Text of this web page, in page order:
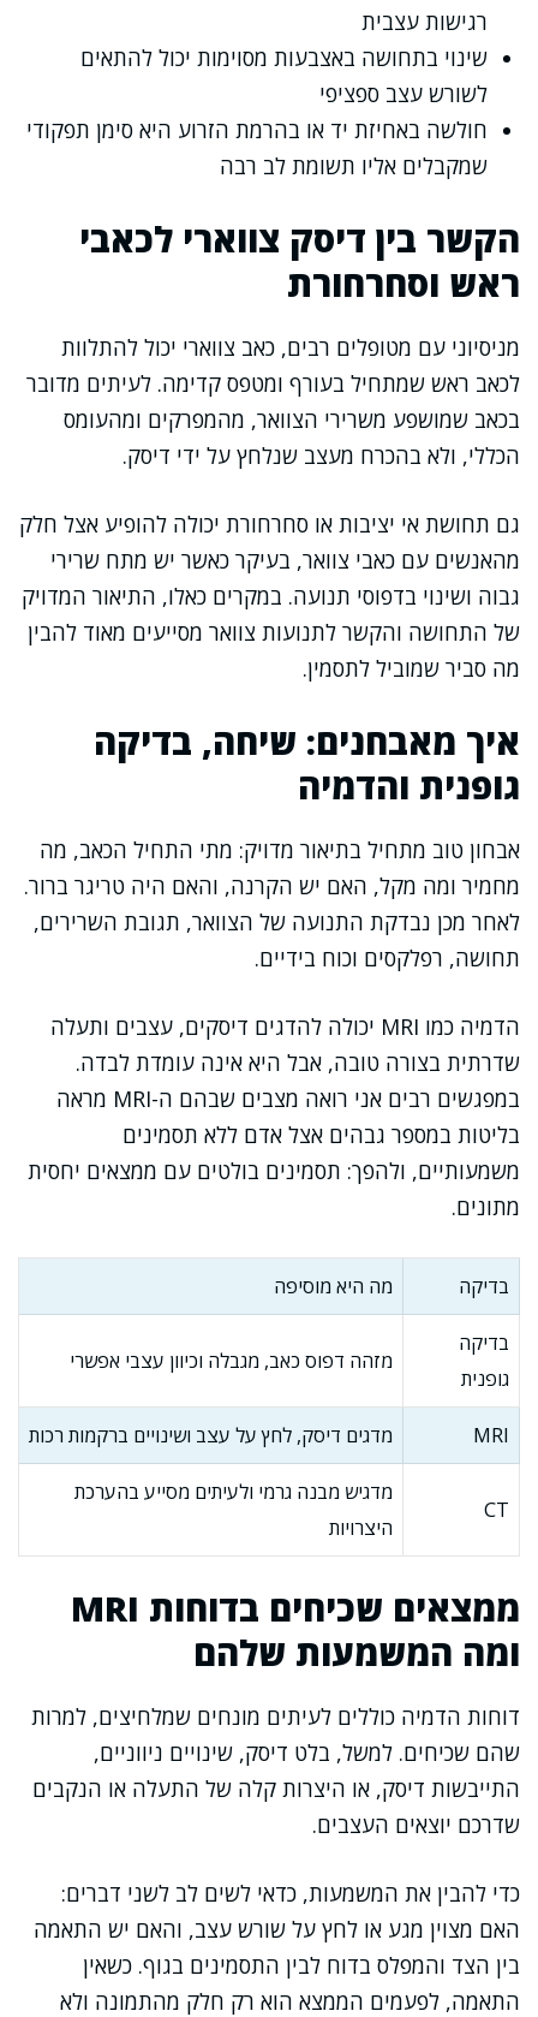
רגישות עצבית
שינוי בתחושה באצבעות מסוימות יכול להתאים
לשורש עצב ספציפי
חולשה באחיזת יד או בהרמת הזרוע היא סימן תפקודי
שמקבלים אליו תשומת לב רבה
הקשר בין דיסק צווארי לכאבי
ראש וסחרחורת
מניסיוני עם מטופלים רבים, כאב צווארי יכול להתלוות
לכאב ראש שמתחיל בעורף ומטפס קדימה. לעיתים מדובר
בכאב שמושפע משרירי הצוואר, מהמפרקים ומהעומס
הכללי, ולא בהכרח מעצב שנלחץ על ידי דיסק.
גם תחושת אי יציבות או סחרחורת יכולה להופיע אצל חלק
מהאנשים עם כאבי צוואר, בעיקר כאשר יש מתח שרירי
גבוה ושינוי בדפוסי תנועה. במקרים כאלו, התיאור המדויק
של התחושה והקשר לתנועות צוואר מסייעים מאוד להבין
מה סביר שמוביל לתסמין.
איך מאבחנים: שיחה, בדיקה
גופנית והדמיה
אבחון טוב מתחיל בתיאור מדויק: מתי התחיל הכאב, מה
מחמיר ומה מקל, האם יש הקרנה, והאם היה טריגר ברור.
לאחר מכן נבדקת התנועה של הצוואר, תגובת השרירים,
תחושה, רפלקסים וכוח בידיים.
הדמיה כמו MRI יכולה להדגים דיסקים, עצבים ותעלה
שדרתית בצורה טובה, אבל היא אינה עומדת לבדה.
במפגשים רבים אני רואה מצבים שבהם ה-MRI מראה
בליטות במספר גבהים אצל אדם ללא תסמינים
משמעותיים, ולהפך: תסמינים בולטים עם ממצאים יחסית
מתונים.
בדיקה מה היא מוסיפה
בדיקה
גופנית
מזהה דפוס כאב, מגבלה וכיוון עצבי אפשרי
MRI מדגים דיסק, לחץ על עצב ושינויים ברקמות רכות
CT
מדגיש מבנה גרמי ולעיתים מסייע בהערכת
היצרויות
ממצאים שכיחים בדוחות MRI
ומה המשמעות שלהם
דוחות הדמיה כוללים לעיתים מונחים שמלחיצים, למרות
שהם שכיחים. למשל, בלט דיסק, שינויים ניווניים,
התייבשות דיסק, או היצרות קלה של התעלה או הנקבים
שדרכם יוצאים העצבים.
כדי להבין את המשמעות, כדאי לשים לב לשני דברים:
האם מצוין מגע או לחץ על שורש עצב, והאם יש התאמה
בין הצד והמפלס בדוח לבין התסמינים בגוף. כשאין
התאמה, לפעמים הממצא הוא רק חלק מהתמונה ולא